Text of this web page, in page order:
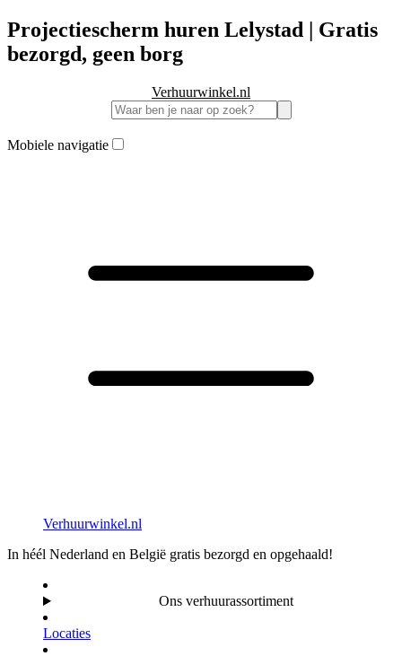
Projectiescherm huren Lelystad | Gratis
bezorgd, geen borg
Verhuurwinkel.nl
Mobiele navigatie
Verhuurwinkel.nl
In héél Nederland en België gratis bezorgd en opgehaald!
Ons verhuurassortiment
Locaties